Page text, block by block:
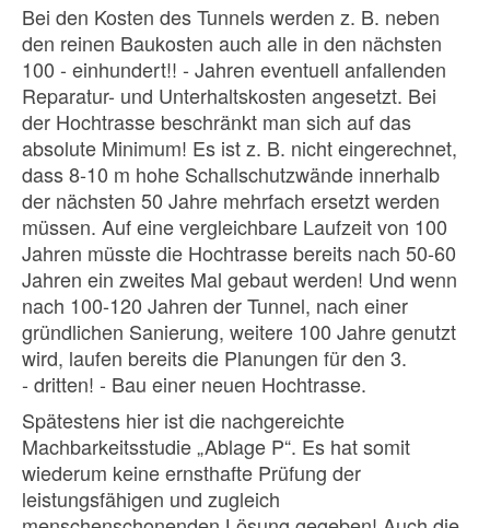
Bei den Kosten des Tunnels werden z. B. neben
den reinen Baukosten auch alle in den nächsten
100 - einhundert!! - Jahren eventuell anfallenden
Reparatur- und Unterhaltskosten angesetzt. Bei
der Hochtrasse beschränkt man sich auf das
absolute Minimum! Es ist z. B. nicht eingerechnet,
dass 8-10 m hohe Schallschutzwände innerhalb
der nächsten 50 Jahre mehrfach ersetzt werden
müssen. Auf eine vergleichbare Laufzeit von 100
Jahren müsste die Hochtrasse bereits nach 50-60
Jahren ein zweites Mal gebaut werden! Und wenn
nach 100-120 Jahren der Tunnel, nach einer
gründlichen Sanierung, weitere 100 Jahre genutzt
wird, laufen bereits die Planungen für den 3.
- dritten! - Bau einer neuen Hochtrasse.
Spätestens hier ist die nachgereichte
Machbarkeitsstudie „Ablage P“. Es hat somit
wiederum keine ernsthafte Prüfung der
leistungsfähigen und zugleich